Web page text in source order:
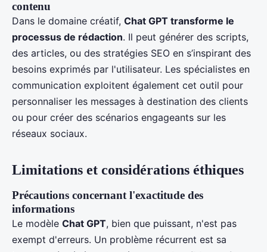
contenu
Dans le domaine créatif, Chat GPT transforme le
processus de rédaction. Il peut générer des scripts,
des articles, ou des stratégies SEO en s’inspirant des
besoins exprimés par l'utilisateur. Les spécialistes en
communication exploitent également cet outil pour
personnaliser les messages à destination des clients
ou pour créer des scénarios engageants sur les
réseaux sociaux.
Limitations et considérations éthiques
Précautions concernant l'exactitude des
informations
Le modèle Chat GPT, bien que puissant, n'est pas
exempt d'erreurs. Un problème récurrent est sa